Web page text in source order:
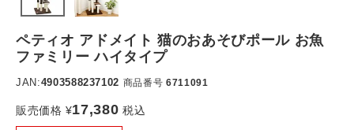
ペティオ アドメイト 猫のおあそびポール お魚
ファミリー ハイタイプ
JAN:4903588237102 商品番号 6711091
販売価格 ¥17,380 税込